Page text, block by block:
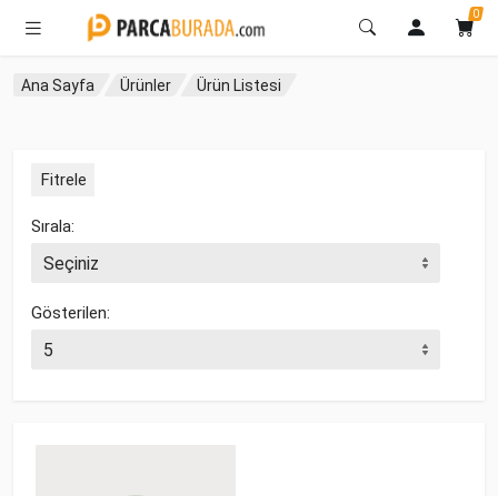
0
Ana Sayfa Ürünler Ürün Listesi
Fitrele
Sırala:
Gösterilen: